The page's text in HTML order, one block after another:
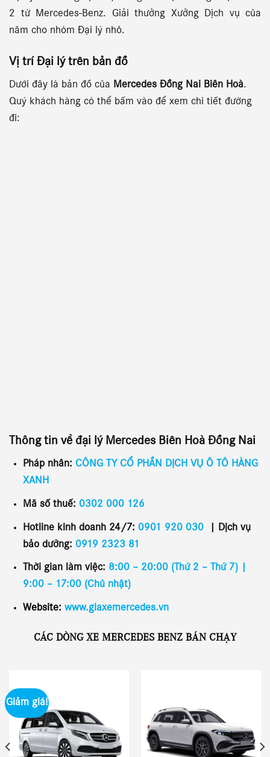
2 từ Mercedes-Benz. Giải thưởng Xưởng Dịch vụ của
năm cho nhóm Đại lý nhỏ.
Vị trí Đại lýtrên bản đồ
Dưới đây là bản đồ của Mercedes Đồng Nai Biên Hoà.
Quý khách hàng có thể bấm vào để xem chi tiết đường
đi:
Thông tin về đại lý Mercedes Biên Hoà Đồng Nai
Pháp nhân: CÔNG TY CỔ PHẦN DỊCH VỤ Ô TÔ HÀNG
XANH
Mã số thuế: 0302 000 126
Hotline kinh doanh 24/7: 0901 920 030
Dịch vụ
bảo dưỡng: 0919 2323 81
Thời gian làm việc: 8:00 – 20:00 (Thứ 2 – Thứ 7) |
9:00 – 17:00 (Chủ nhật)
Website: www.giaxemercedes.vn
CÁC DÒNG XE MERCEDES BENZ BÁN CHẠY
Giảm giá!